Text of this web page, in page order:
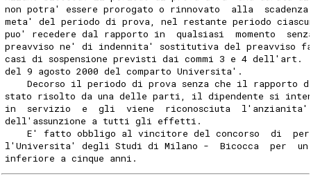
non potra' essere prorogato o rinnovato  alla
meta' del periodo di prova, nel restante periodo
puo' recedere dal rapporto in  qualsiasi  momento
preavviso ne' di indennita' sostitutiva del
casi di sospensione previsti dai commi 3 e 4 dell'art.
del 9 agosto 2000 del comparto Universita'.
Decorso il periodo di prova senza che il rapporto
stato risolto da una delle parti, il dipendente si
in  servizio  e  gli  viene  riconosciuta
dell'assunzione a tutti gli effetti.
E' fatto obbligo al vincitore del concorso  di
l'Universita' degli Studi di Milano -  Bicocca  per  un
inferiore a cinque anni.